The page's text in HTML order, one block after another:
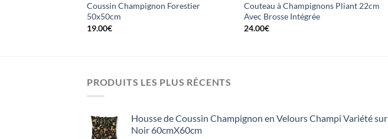
Coussin Champignon Forestier
50x50cm
19.00€
Couteau à Champignons Pliant 22cm
Avec Brosse Intégrée
24.00€
PRODUITS LES PLUS RÉCENTS
Housse de Coussin Champignon en Velours Champi Variété sur
Noir 60cmX60cm